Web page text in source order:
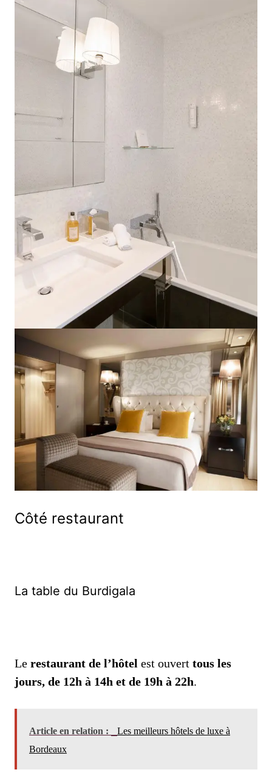
Côté restaurant
La table du Burdigala
Le restaurant de l’hôtel est ouvert tous les
jours, de 12h à 14h et de 19h à 22h.
Article en relation :
Les meilleurs hôtels de luxe à
Bordeaux